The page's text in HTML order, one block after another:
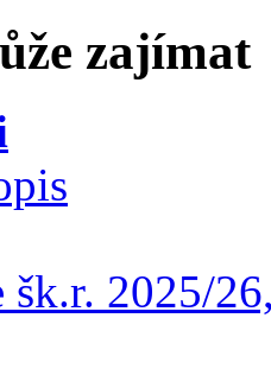
zajímat
šk.r. 2025/